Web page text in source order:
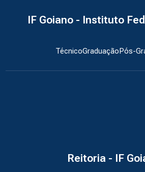
IF Goiano - Instituto
TécnicoGraduaçãoPós-
Reitoria - IF